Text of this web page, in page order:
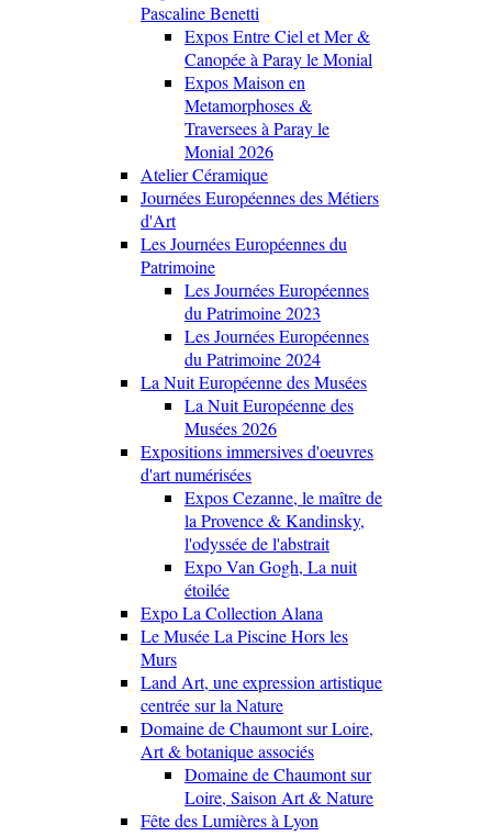
Pascaline Benetti
Expos Entre Ciel et Mer &
Canopée à Paray le Monial
Expos Maison en
Metamorphoses &
Traversees à Paray le
Monial 2026
Atelier Céramique
Journées Européennes des Métiers
d'Art
Les Journées Européennes du
Patrimoine
Les Journées Européennes
du Patrimoine 2023
Les Journées Européennes
du Patrimoine 2024
La Nuit Européenne des Musées
La Nuit Européenne des
Musées 2026
Expositions immersives d'oeuvres
d'art numérisées
Expos Cezanne, le maître de
la Provence & Kandinsky,
l'odyssée de l'abstrait
Expo Van Gogh, La nuit
étoilée
Expo La Collection Alana
Le Musée La Piscine Hors les
Murs
Land Art, une expression artistique
centrée sur la Nature
Domaine de Chaumont sur Loire,
Art & botanique associés
Domaine de Chaumont sur
Loire, Saison Art & Nature
Fête des Lumières à Lyon